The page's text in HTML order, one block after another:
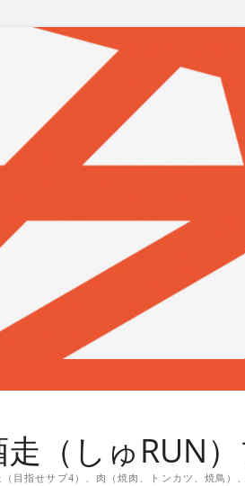
走（しゅRUN
目指せサブ4）、肉（焼肉、トンカツ、焼鳥